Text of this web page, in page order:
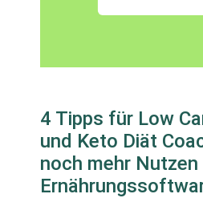
4 Tipps für Low
und Keto Diät
noch mehr